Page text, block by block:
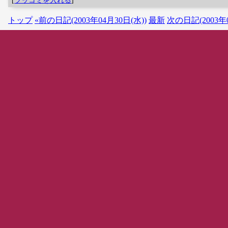
トップ «前の日記(2003年04月30日(水)) 最新 次の日記(2003